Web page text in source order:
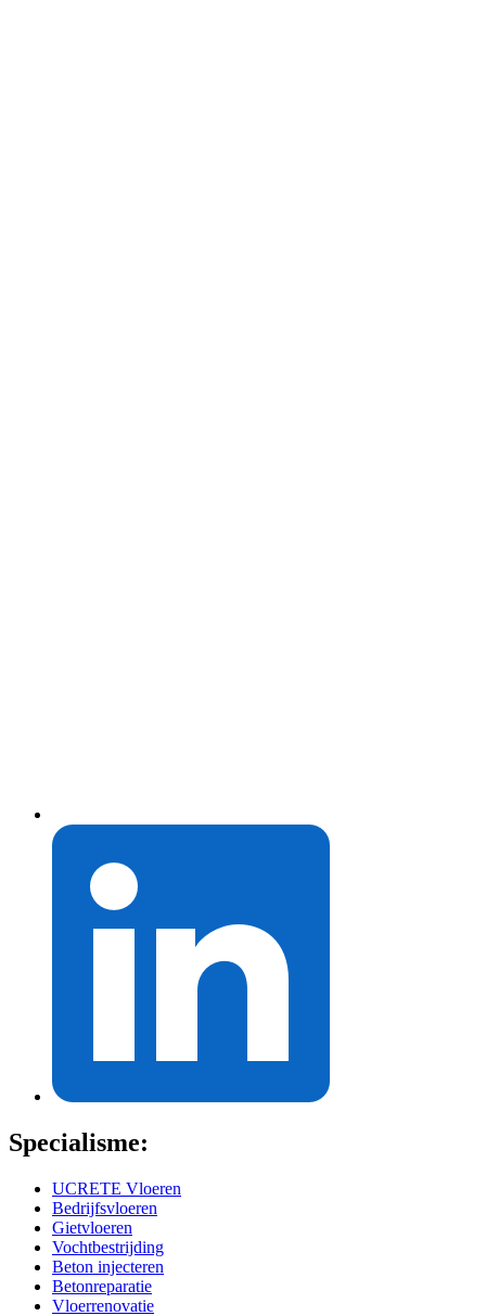
Specialisme:
UCRETE Vloeren
Bedrijfsvloeren
Gietvloeren
Vochtbestrijding
Beton injecteren
Betonreparatie
Vloerrenovatie